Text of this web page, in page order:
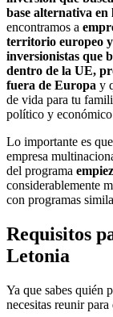
base alternativa
encontramos a
territorio europeo
inversionistas que
dentro de la UE,
fuera de Europa y
de vida para tu
político y
Lo importante es
empresa
del programa
considerablemente
con programas
Requisitos
Letonia
Ya que sabes quién
necesitas reunir